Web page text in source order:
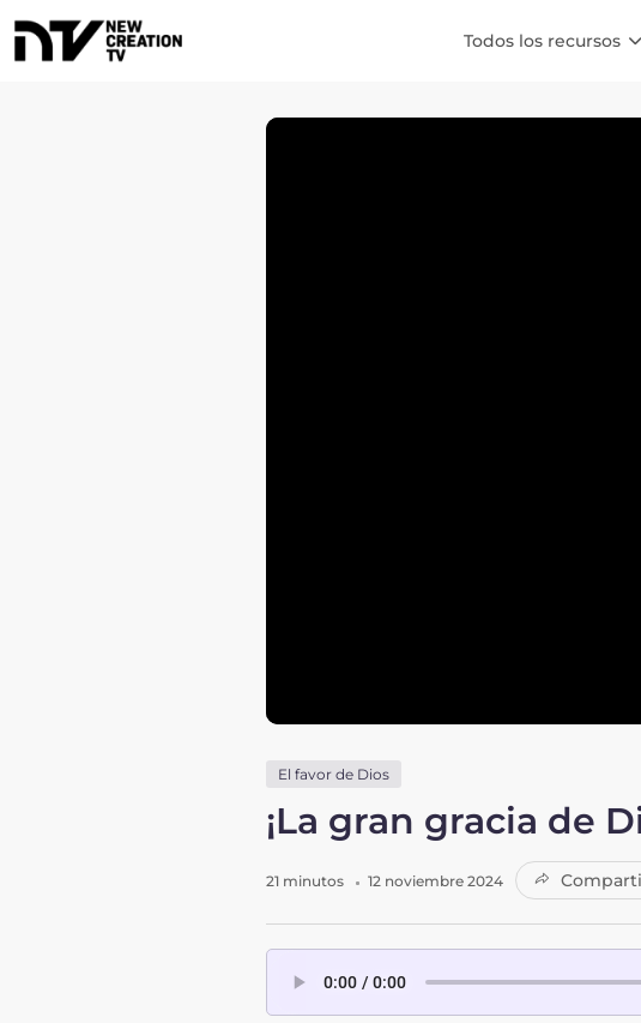
Todos los recursos
El favor de Dios
¡La gran gracia de
21 minutos 12 noviembre 2024